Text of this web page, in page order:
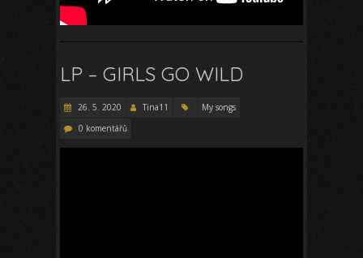
LP – GIRLS GO WILD
26. 5. 2020 Tina11
My songs
0 komentářů